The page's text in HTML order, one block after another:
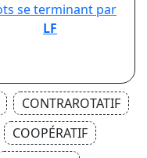
se terminant par
LF
CONTRAROTATIF
COOPÉRATIF